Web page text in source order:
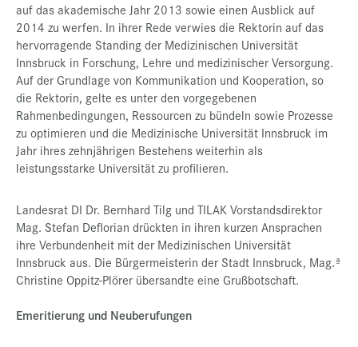
auf das akademische Jahr 2013 sowie einen Ausblick auf
2014 zu werfen. In ihrer Rede verwies die Rektorin auf das
hervorragende Standing der Medizinischen Universität
Innsbruck in Forschung, Lehre und medizinischer Versorgung.
Auf der Grundlage von Kommunikation und Kooperation, so
die Rektorin, gelte es unter den vorgegebenen
Rahmenbedingungen, Ressourcen zu bündeln sowie Prozesse
zu optimieren und die Medizinische Universität Innsbruck im
Jahr ihres zehnjährigen Bestehens weiterhin als
leistungsstarke Universität zu profilieren.
Landesrat DI Dr. Bernhard Tilg und TILAK Vorstandsdirektor
Mag. Stefan Deflorian drückten in ihren kurzen Ansprachen
ihre Verbundenheit mit der Medizinischen Universität
Innsbruck aus. Die Bürgermeisterin der Stadt Innsbruck, Mag.ª
Christine Oppitz-Plörer übersandte eine Grußbotschaft.
Emeritierung und Neuberufungen